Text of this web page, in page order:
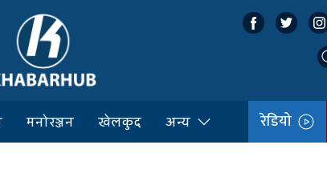
मनोरञ्जन खेलकुद अन्य रेडियो